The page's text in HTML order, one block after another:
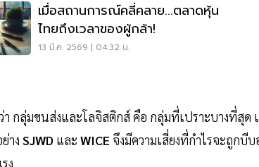
เมื่อสถานการณ์คลี่คลาย...ตลาดหุ้น
ไทยถึงเวลาของผู้กล้า!
13 มี.ค. 2569 | 04:32 น.
า กลุ่มขนส่งและโลจิสติกส์ คือ กลุ่มที่เปราะบางที่สุ
าง SJWD และ WICE จึงมีความเสี่ยงที่กำไรจะถูกบี
ง